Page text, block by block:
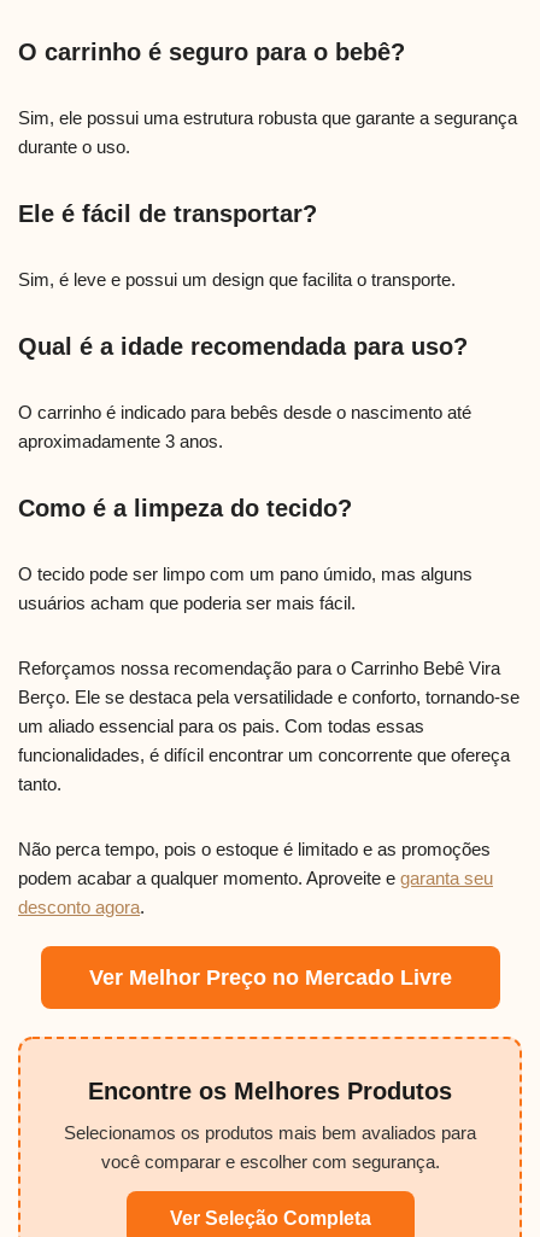
O carrinho é seguro para o bebê?
Sim, ele possui uma estrutura robusta que garante a segurança
durante o uso.
Ele é fácil de transportar?
Sim, é leve e possui um design que facilita o transporte.
Qual é a idade recomendada para uso?
O carrinho é indicado para bebês desde o nascimento até
aproximadamente 3 anos.
Como é a limpeza do tecido?
O tecido pode ser limpo com um pano úmido, mas alguns
usuários acham que poderia ser mais fácil.
Reforçamos nossa recomendação para o Carrinho Bebê Vira
Berço. Ele se destaca pela versatilidade e conforto, tornando-se
um aliado essencial para os pais. Com todas essas
funcionalidades, é difícil encontrar um concorrente que ofereça
tanto.
Não perca tempo, pois o estoque é limitado e as promoções
podem acabar a qualquer momento. Aproveite e garanta seu
desconto agora.
Ver Melhor Preço no Mercado Livre
Encontre os Melhores Produtos
Selecionamos os produtos mais bem avaliados para
você comparar e escolher com segurança.
Ver Seleção Completa